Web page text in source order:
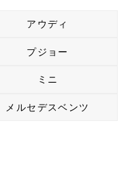
アウディ
プジョー
ミニ
メルセデスベンツ